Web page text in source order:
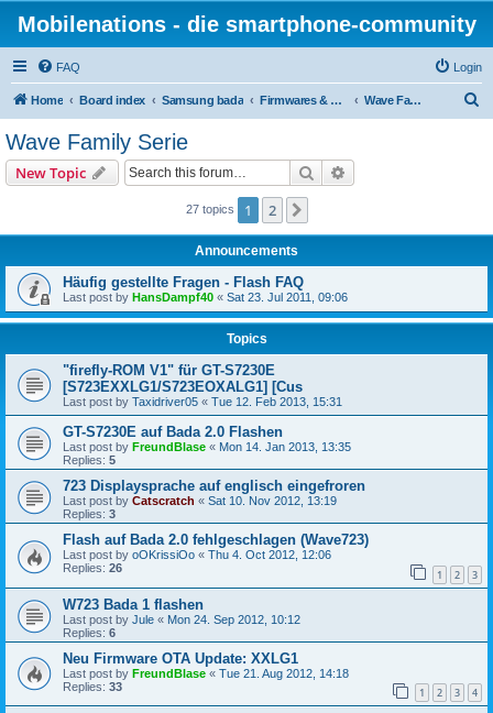
Mobilenations - die smartphone-community
FAQ Login
Home Board index Samsung bada Firmwares & Flashen Wave Family Serie
Wave Family Serie
New Topic Search
27 topics 1 2
Announcements
Häufig gestellte Fragen - Flash FAQ
Last post by HansDampf40 « Sat 23. Jul 2011, 09:06
Topics
"firefly-ROM V1" für GT-S7230E
[S723EXXLG1/S723EOXALG1] [Cus
Last post by Taxidriver05 « Tue 12. Feb 2013, 15:31
GT-S7230E auf Bada 2.0 Flashen
Last post by FreundBlase « Mon 14. Jan 2013, 13:35
Replies: 5
723 Displaysprache auf englisch eingefroren
Last post by Catscratch « Sat 10. Nov 2012, 13:19
Replies: 3
Flash auf Bada 2.0 fehlgeschlagen (Wave723)
Last post by oOKrissiOo « Thu 4. Oct 2012, 12:06
Replies: 26 1 2 3
W723 Bada 1 flashen
Last post by Jule « Mon 24. Sep 2012, 10:12
Replies: 6
Neu Firmware OTA Update: XXLG1
Last post by FreundBlase « Tue 21. Aug 2012, 14:18
Replies: 33 1 2 3 4